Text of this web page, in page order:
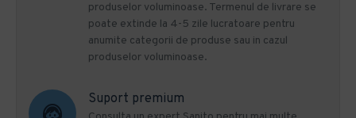
produselor voluminoase. Termenul de livrare se
poate extinde la 4-5 zile lucratoare pentru
anumite categorii de produse sau in cazul
produselor voluminoase.
Suport premium